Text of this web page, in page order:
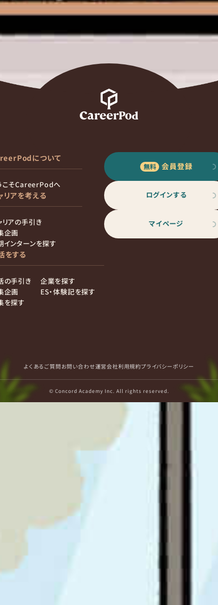
について
こそCareerPodへ
リアを考える
リアの手引き
企画
インターンを探す
をする
の手引き
企画
を探す
企業を探す
ES・体験記を探す
会員登録
ログインする
マイページ
よくあるご質問お問い合わせ運営会社利用規約プライバシーポリシー
© Concord Academy Inc. All rights reserved.